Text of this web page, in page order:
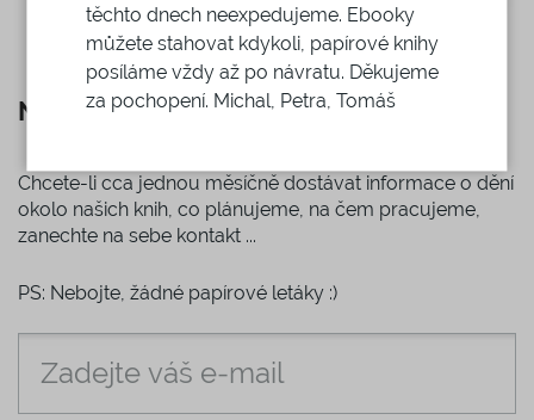
NEWSLETTER
Chcete-li cca jednou měsíčně dostávat informace o dění
okolo našich knih, co plánujeme, na čem pracujeme,
zanechte na sebe kontakt ...
PS: Nebojte, žádné papírové letáky :)
těchto dnech neexpedujeme. Ebooky
můžete stahovat kdykoli, papírové knihy
posíláme vždy až po návratu. Děkujeme
za pochopení. Michal, Petra, Tomáš